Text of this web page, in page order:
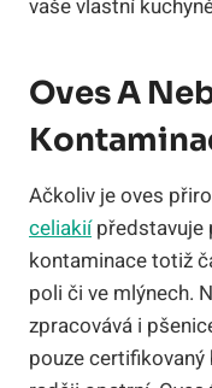
vaše vlastní
Oves A
Ačkoliv je oves
celiakiípředstavuje
kontaminace totiž
poli či ve mlýnech.
zpracovává i
pouze